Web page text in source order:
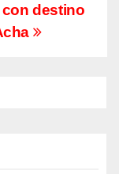
destino